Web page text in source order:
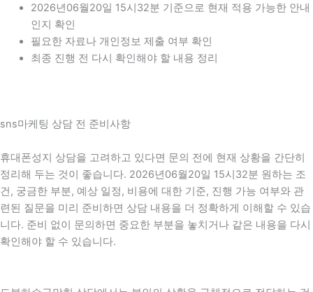
2026년06월20일 15시32분 기준으로 현재 적용 가능한 안내
인지 확인
필요한 자료나 개인정보 제출 여부 확인
최종 진행 전 다시 확인해야 할 내용 정리
sns마케팅 상담 전 준비사항
휴대폰성지 상담을 고려하고 있다면 문의 전에 현재 상황을 간단히
정리해 두는 것이 좋습니다. 2026년06월20일 15시32분 원하는 조
건, 궁금한 부분, 예상 일정, 비용에 대한 기준, 진행 가능 여부와 관
련된 질문을 미리 준비하면 상담 내용을 더 정확하게 이해할 수 있습
니다. 준비 없이 문의하면 중요한 부분을 놓치거나 같은 내용을 다시
확인해야 할 수 있습니다.